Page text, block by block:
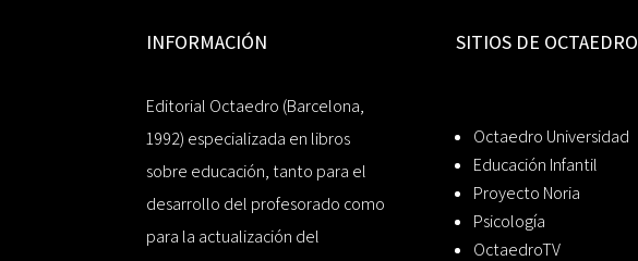
INFORMACIÓN
Editorial Octaedro (Barcelona,
1992) especializada en libros
sobre educación, tanto para el
desarrollo del profesorado como
para la actualización del
SITIOS DE OCTAEDRO
Octaedro Universidad
Educación Infantil
Proyecto Noria
Psicología
OctaedroTV